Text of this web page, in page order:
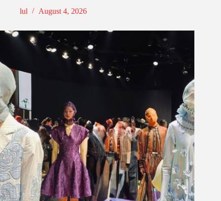
lul
August 4, 2026